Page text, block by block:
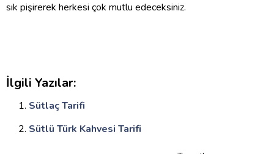
sık pişirerek herkesi çok mutlu edeceksiniz.
İlgili Yazılar:
Sütlaç Tarifi
Sütlü Türk Kahvesi Tarifi